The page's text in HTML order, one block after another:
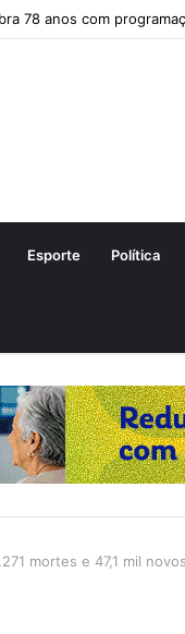
78 anos com
Esporte Política
mortes e 47,1 mil